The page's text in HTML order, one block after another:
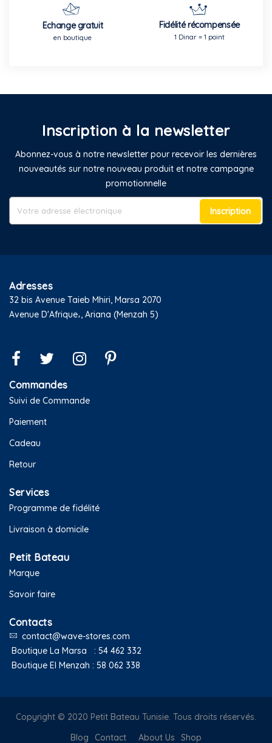
Echange gratuit
en boutique
Fidélité récompensée
1 Dinar = 1 point
Inscription à la newsletter
Abonnez-vous à notre newsletter pour recevoir les dernières
nouveautés sur notre nouveau produit et notre campagne
promotionnelle
Inscription
Adresses
32 bis Avenue Taieb Mhiri, Marsa 2070
Avenue D'Afrique،, Ariana (Menzah 5)
Commandes
Suivi de Commande
Paiement
Cadeau
Retour
Services
Programme de fidélité
Livraison à domicile
Petit Bateau
Marque
Savoir faire
Contacts
contact@wave-stores.com
Boutique La Marsa : 54 462 332
Boutique El Menzah : 58 062 338
Copyright © 2020 Petit Bateau Tunisie. Tous droits réservés.
Shop
About Us
Contact
Blog